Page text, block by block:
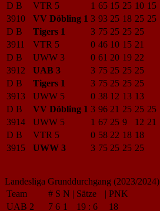
D B
VTR 5 1 65 15 25 10 15
3910
VV Döbling 1 3 93 25 18 25 25
D B
Tigers 1 3 75 25 25 25
3911
VTR 5 0 46 10 15 21
D B
UWW 3 0 61 20 19 22
3912
UAB 3 3 75 25 25 25
D B
Tigers 1 3 75 25 25 25
3913
UWW 5 0 38 12 13 13
D B
VV Döbling 1 3 96 21 25 25 25
3914
UWW 5 1 67 25 9 12 21
D B
VTR 5 0 58 22 18 18
3915
UWW 3 3 75 25 25 25
Landesliga Grunddurchgang (2023/2024)
Team
# S N | Sätze | PNK
UAB 2
7 6 1 19 : 6
18